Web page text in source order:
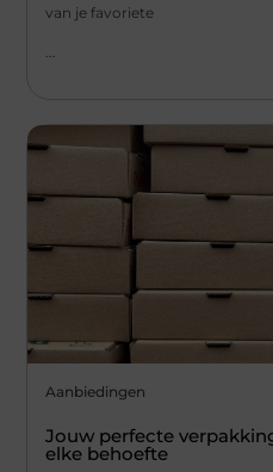
van je favoriete
Aanbiedingen
Jouw perfecte
elke behoefte